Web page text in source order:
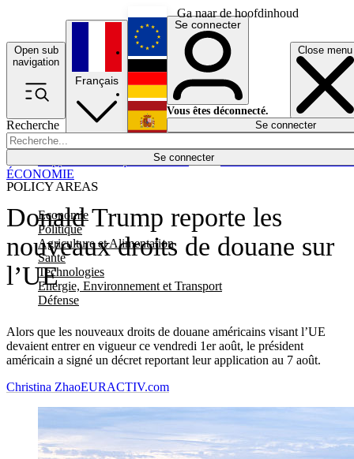
Ga naar de hoofdinhoud
Open sub
navigation
Close menu
Recherche
Se connecter
POLICY AREAS
Economie
Politique
Agriculture et Alimentation
Santé
Technologies
Energie, Environnement et Transport
Défense
Économie
Français
English
Deutsch
Español
Se connecter
Vous êtes déconnecté.
Se connecter
Donald Trump reporte les
nouveaux droits de douane sur
l’UE
Alors que les nouveaux droits de douane américains visant l’UE
devaient entrer en vigueur ce vendredi 1er août, le président
américain a signé un décret reportant leur application au 7 août.
ÉCONOMIE
Christina ZhaoEURACTIV.com